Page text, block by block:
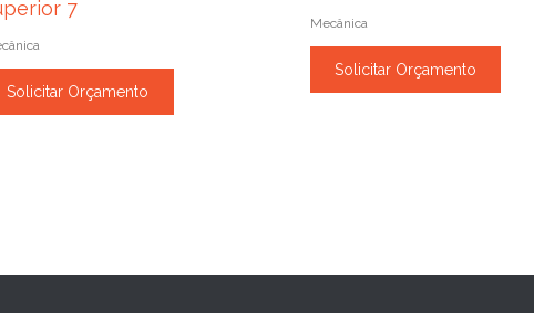
7
Solicitar Orçamento
Mecânica
Solicitar Orçamento